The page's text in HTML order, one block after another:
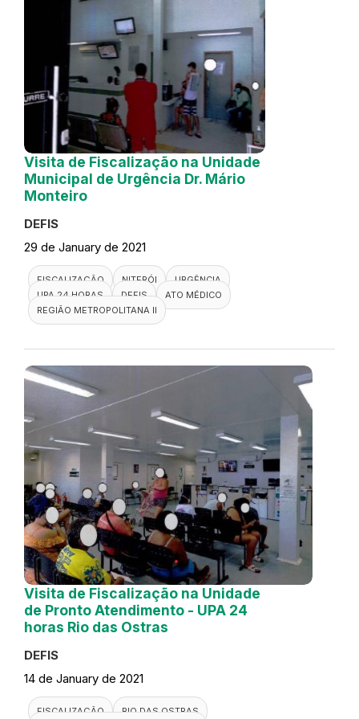
Visita de Fiscalização na Unidade
Municipal de Urgência Dr. Mário
Monteiro
DEFIS
29 de January de 2021
FISCALIZAÇÃO NITERÓI
URGÊNCIA
UPA 24 HORAS
DEFIS
ATO MÉDICO
REGIÃO METROPOLITANA II
Visita de Fiscalização na Unidade
de Pronto Atendimento - UPA 24
horas Rio das Ostras
DEFIS
14 de January de 2021
FISCALIZAÇÃO
RIO DAS OSTRAS